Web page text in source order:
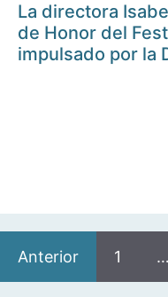
La directora
de Honor del
impulsado por la
Anterior 1 …